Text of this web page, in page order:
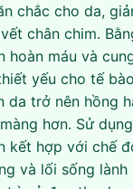
chắc cho da,
chân chim.
hoàn máu và
yếu cho tế
da trở nên hồng
hơn. Sử
kết hợp với chế
và lối sống lành